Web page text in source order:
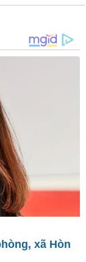
xã Hòn